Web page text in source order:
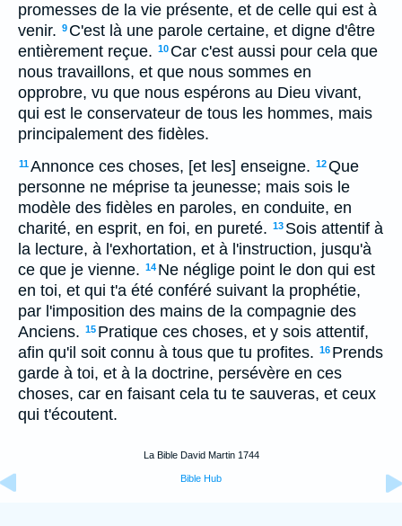
promesses de la vie présente, et de celle qui est à
venir. 9 C'est là une parole certaine, et digne d'être
entièrement reçue. 10 Car c'est aussi pour cela que
nous travaillons, et que nous sommes en
opprobre, vu que nous espérons au Dieu vivant,
qui est le conservateur de tous les hommes, mais
principalement des fidèles.
11Annonce ces choses, [et les] enseigne. 12Que
personne ne méprise ta jeunesse; mais sois le
modèle des fidèles en paroles, en conduite, en
charité, en esprit, en foi, en pureté. 13 Sois attentif à
la lecture, à l'exhortation, et à l'instruction, jusqu'à
ce que je vienne. 14 Ne néglige point le don qui est
en toi, et qui t'a été conféré suivant la prophétie,
par l'imposition des mains de la compagnie des
Anciens. 15 Pratique ces choses, et y sois attentif,
afin qu'il soit connu à tous que tu profites. 16 Prends
garde à toi, et à la doctrine, persévère en ces
choses, car en faisant cela tu te sauveras, et ceux
qui t'écoutent.
La Bible David Martin 1744
Bible Hub